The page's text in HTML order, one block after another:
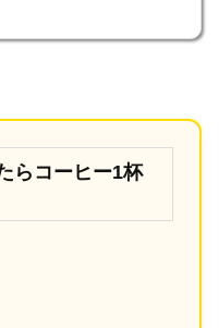
らコーヒー1杯